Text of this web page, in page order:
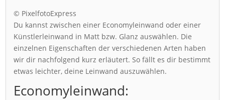
© PixelfotoExpress
Du kannst zwischen einer Economyleinwand oder einer
Künstlerleinwand in Matt bzw. Glanz auswählen. Die
einzelnen Eigenschaften der verschiedenen Arten haben
wir dir nachfolgend kurz erläutert. So fällt es dir bestimmt
etwas leichter, deine Leinwand auszuwählen.
Economyleinwand: